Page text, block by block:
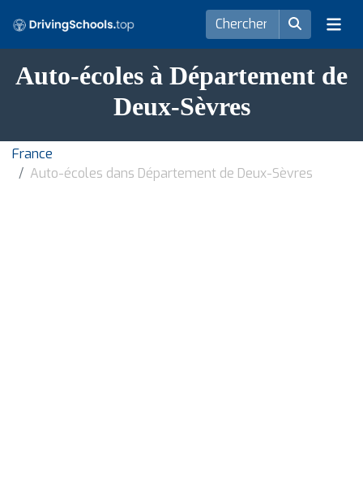
Auto-écoles à Département de
Deux-Sèvres
France
Auto-écoles dans Département de Deux-Sèvres